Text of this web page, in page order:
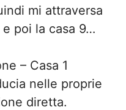
mi attraversa
poi la casa 9…
– Casa 1
nelle proprie
diretta.